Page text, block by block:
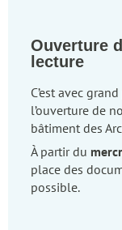
Ouverture
lecture
C’est avec
l’ouverture de
bâtiment des
À partir du
place des
possible.